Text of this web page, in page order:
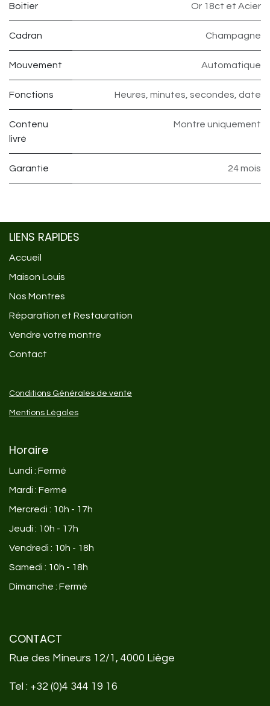
Boitier Or 18ct et Acier
Cadran Champagne
Mouvement Automatique
Fonctions Heures, minutes, secondes, date
Contenu
livré
Montre uniquement
Garantie 24 mois
LIENS RAPIDES
Accueil
Maison Louis
Nos Montres
Réparation et Restauration
Vendre votre montre
Contact
Conditions Générales de vente
Mentions Légales
Horaire
Lundi : Fermé
Mardi : Fermé
Mercredi : 10h - 17h
Jeudi : 10h - 17h
Vendredi : 10h - 18h
Samedi : 10h - 18h
Dimanche : Fermé
CONTACT
Rue des Mineurs 12/1, 4000 Liège
Tel : +32 (0)4 344 19 16